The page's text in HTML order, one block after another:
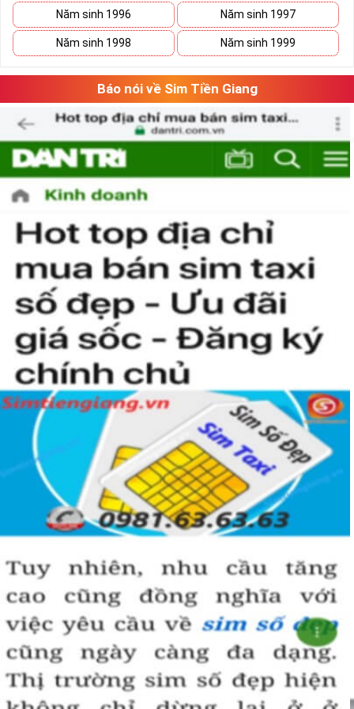
Tham khảo ngay:Danh Sách Kho Sim Năm Sinh
MobiFone Giá Gốc
Sim Năm sinh VinaPhone:
Sim Năm Sinh Vinaphone- Vinaphone là nhà mạng lớn tại nước
ta có tên đầy đủ là Công ty Dịch vụ Viễn thông và đây là một
công ty thuộc Tập đoàn Bưu chính Viễn thông Việt Nam
(VNPT)
Với lĩnh vực chủ yếu thuộc về thông tin di động thông tin di
động, cung cấp các dịch vụ GSM, 3G, nhắn tin,... và nhiều lĩnh
vực khác, Vinaphone là tên thương mại được thành lập vào
ngày 26/6/1996.
Trong năm 2018 nhà mạng này chính thức trở thành nhà
mạng di động lớn thứ 2 Việt Nam với 21% thị trường chỉ sau
Viettel (60%) và đứng trên Mobifone với 18%.
Sau ngày 15/9/2018 thì nhà mạng này có tổng cộng có 7
đầu số gồm 091, 094, 088, 081, 082; 083, 084; 085 trong đó
đã bao gồm các đầu số được chuyển từ 11 số về 10 số.
Sim Năm Sinh của Vinaphone khá là hot trên thị trường vì các
đầu số của nhà mạng này khá đẹp. Bạn chắc chắn sẽ muốn sở
hữu một em sim nam sinh số đẹp của Vinaphone để dành
riêng cho mình đấy.
Sim Năm Sinh Vinaphone sẽ có các đầu số trên và
những năm sinh ở đuôi như: 0854.6.2.1999,
0889.78.1979, 0949.4.2.2001, 0886.20.08.99,
0886.22.01.98,...
Tham khảo ngay:
Danh Sách Kho Sim Năm Sinh
VinaPhone Giảm Giá
Năm sinh 1996 Năm sinh 1997
Năm sinh 1998 Năm sinh 1999
Báo nói về Sim Tiền Giang